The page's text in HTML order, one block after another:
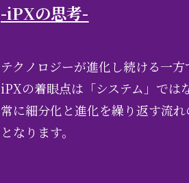
-iPXの思考-
テクノロジーが進化し続ける一
iPXの着眼点は「システム」では
常に細分化と進化を繰り返す流
となります。